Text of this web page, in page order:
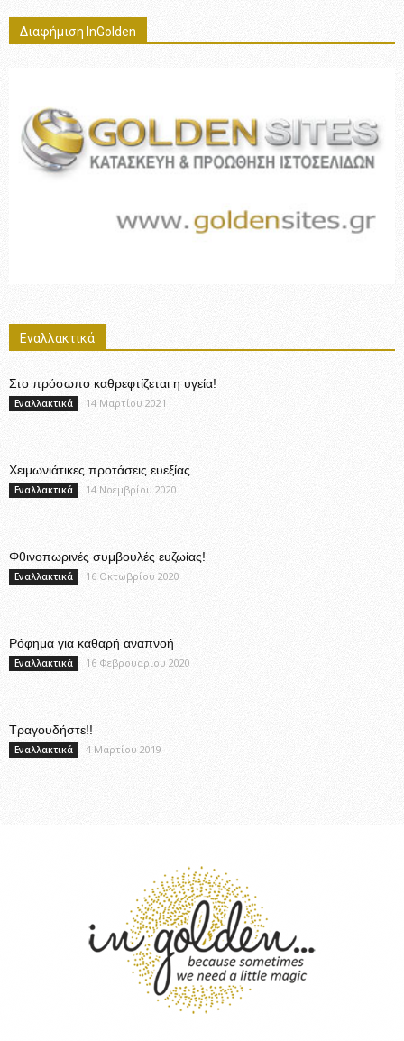
Διαφήμιση InGolden
Εναλλακτικά
Στο πρόσωπο καθρεφτίζεται η υγεία!
Εναλλακτικά 14 Μαρτίου 2021
Χειμωνιάτικες προτάσεις ευεξίας
Εναλλακτικά 14 Νοεμβρίου 2020
Φθινοπωρινές συμβουλές ευζωίας!
Εναλλακτικά 16 Οκτωβρίου 2020
Ρόφημα για καθαρή αναπνοή
Εναλλακτικά 16 Φεβρουαρίου 2020
Τραγουδήστε!!
Εναλλακτικά 4 Μαρτίου 2019